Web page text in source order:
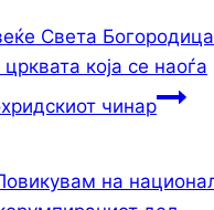
Света Богородица
која се наоѓа
чинар